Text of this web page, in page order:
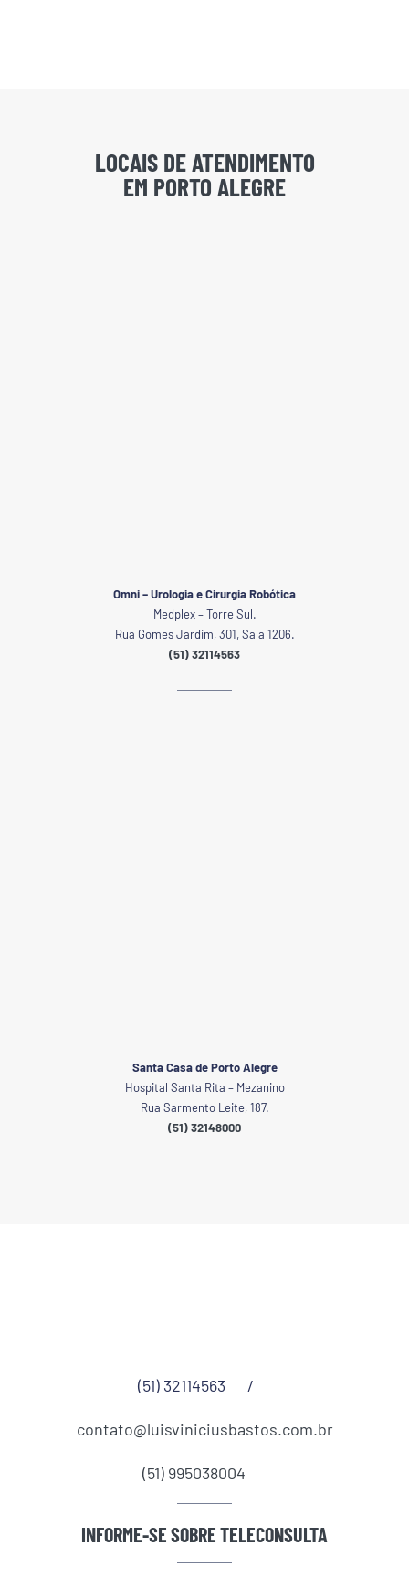
LOCAIS DE ATENDIMENTO
EM PORTO ALEGRE
Omni – Urologia e Cirurgia Robótica
Medplex – Torre Sul.
Rua Gomes Jardim, 301, Sala 1206.
(51) 32114563
Santa Casa de Porto Alegre
Hospital Santa Rita – Mezanino
Rua Sarmento Leite, 187.
(51) 32148000
(51) 32114563 /
contato@luisviniciusbastos.com.br
(51) 995038004
INFORME-SE SOBRE TELECONSULTA